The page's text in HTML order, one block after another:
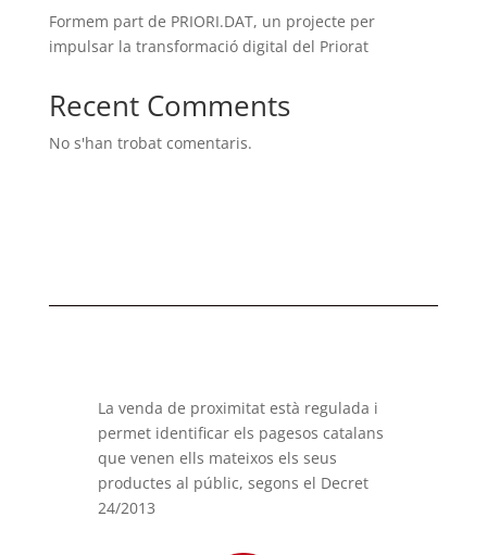
Formem part de PRIORI.DAT, un projecte per
impulsar la transformació digital del Priorat
Recent Comments
No s'han trobat comentaris.
La venda de proximitat està regulada i
permet identificar els pagesos catalans
que venen ells mateixos els seus
productes al públic, segons el Decret
24/2013